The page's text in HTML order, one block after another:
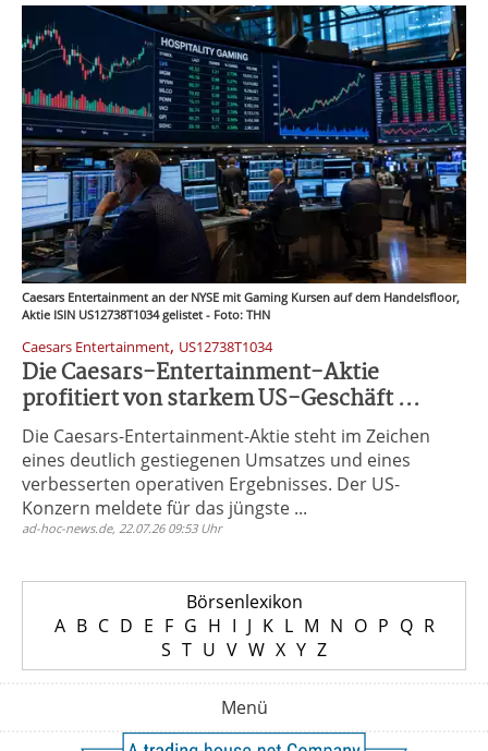
Caesars Entertainment an der NYSE mit Gaming Kursen auf dem Handelsfloor,
Aktie ISIN US12738T1034 gelistet - Foto: THN
Caesars Entertainment, US12738T1034
Die Caesars-Entertainment-Aktie
profitiert von starkem US-Geschäft ...
Die Caesars-Entertainment-Aktie steht im Zeichen
eines deutlich gestiegenen Umsatzes und eines
verbesserten operativen Ergebnisses. Der US-
Konzern meldete für das jüngste ...
ad-hoc-news.de, 22.07.26 09:53 Uhr
Börsenlexikon
A B C D E F G H I J K L M N O P Q R
S T U V W X Y Z
Menü